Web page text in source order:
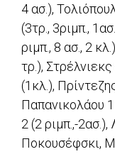
4 ασ.),
(3τρ., 3ριμπ.,
ριμπ., 8 ασ., 2
τρ.),
(1κλ.),
Παπανικολάου
2 (2 ριμπ.,-2ασ.),
Ποκουσέφσκι,